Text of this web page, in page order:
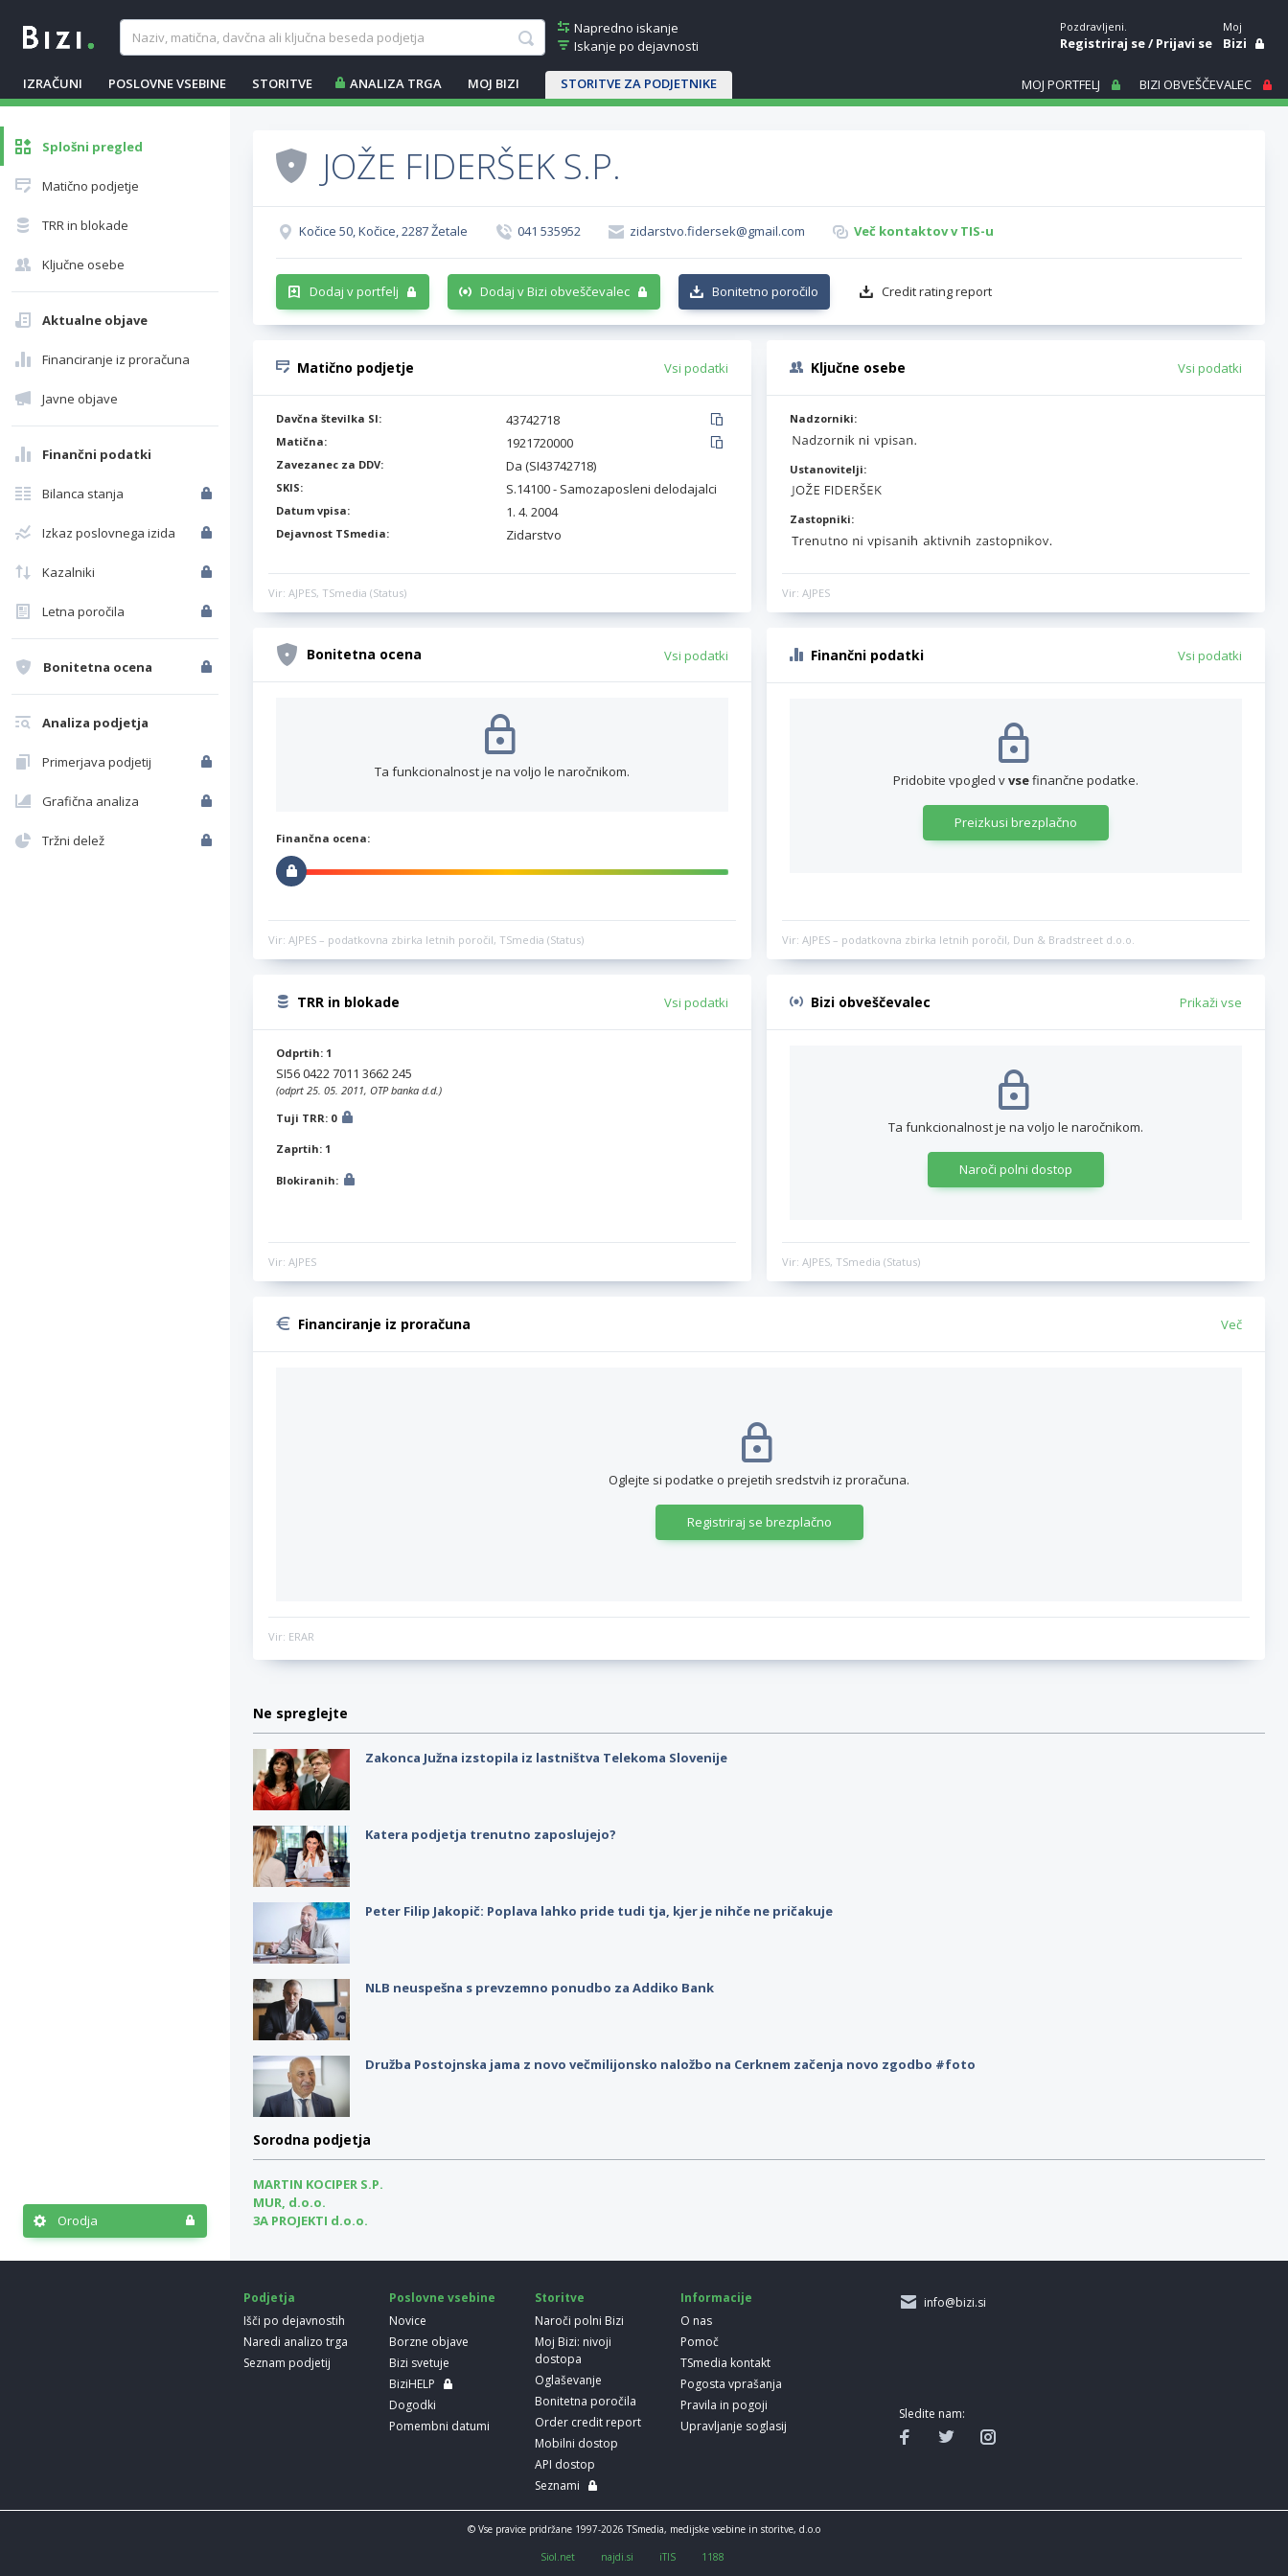
Napredno iskanje
Iskanje po dejavnosti
IZRAČUNI POSLOVNE VSEBINE STORITVE ANALIZA TRGA MOJ BIZI STORITVE ZA PODJETNIKE
Pozdravljeni.
Registriraj se/Prijavi se
Moj
Bizi
MOJ PORTFELJ BIZI OBVEŠČEVALEC
Splošni pregled
Matično podjetje
TRR in blokade
Ključne osebe
Aktualne objave
Financiranje iz proračuna
Javne objave
Finančni podatki
Bilanca stanja
Izkaz poslovnega izida
Kazalniki
Letna poročila
Bonitetna ocena
Analiza podjetja
Primerjava podjetij
Grafična analiza
Tržni delež
Orodja
JOŽE FIDERŠEK S.P.
Kočice 50, Kočice, 2287 Žetale 041 535952 zidarstvo.fidersek@gmail.com Več kontaktov v TIS-u
Dodaj v portfelj Dodaj v Bizi obveščevalec Bonitetno poročilo Credit rating report
Matično podjetje Vsi podatki
Davčna številka SI: 43742718
Matična: 1921720000
Zavezanec za DDV: Da (SI43742718)
SKIS: S.14100 - Samozaposleni delodajalci
Datum vpisa: 1. 4. 2004
Dejavnost TSmedia: Zidarstvo
Vir: AJPES, TSmedia (Status)
Ključne osebe Vsi podatki
Nadzorniki:
Ustanovitelji:
Zastopniki:
Vir: AJPES
Bonitetna ocena Vsi podatki
Ta funkcionalnost je na voljo le naročnikom.
Finančna ocena:
Vir: AJPES – podatkovna zbirka letnih poročil, TSmedia (Status)
Finančni podatki Vsi podatki
Pridobite vpogled vvsefinančne podatke.
Preizkusi brezplačno
Vir: AJPES – podatkovna zbirka letnih poročil, Dun & Bradstreet d.o.o.
TRR in blokade Vsi podatki
Odprtih: 1
SI56 0422 7011 3662 245
(odprt 25. 05. 2011, OTP banka d.d.)
Tuji TRR: 0
Zaprtih: 1
Blokiranih:
Vir: AJPES
Bizi obveščevalec Prikaži vse
Ta funkcionalnost je na voljo le naročnikom.
Naroči polni dostop
Vir: AJPES, TSmedia (Status)
Financiranje iz proračuna Več
Oglejte si podatke o prejetih sredstvih iz proračuna.
Registriraj se brezplačno
Vir: ERAR
Ne spreglejte
Zakonca Južna izstopila iz lastništva Telekoma Slovenije
Katera podjetja trenutno zaposlujejo?
Peter Filip Jakopič: Poplava lahko pride tudi tja, kjer je nihče ne pričakuje
NLB neuspešna s prevzemno ponudbo za Addiko Bank
Družba Postojnska jama z novo večmilijonsko naložbo na Cerknem začenja novo zgodbo #foto
Sorodna podjetja
MARTIN KOCIPER S.P.
MUR, d.o.o.
3A PROJEKTI d.o.o.
Podjetja
Išči po dejavnostih
Naredi analizo trga
Seznam podjetij
Poslovne vsebine
Novice
Borzne objave
Bizi svetuje
BiziHELP
Dogodki
Pomembni datumi
Storitve
Naroči polni Bizi
Moj Bizi: nivoji
dostopa
Oglaševanje
Bonitetna poročila
Order credit report
Mobilni dostop
API dostop
Seznami
Informacije
O nas
Pomoč
TSmedia kontakt
Pogosta vprašanja
Pravila in pogoji
Upravljanje soglasij
info@bizi.si
Sledite nam:
© Vse pravice pridržane 1997-2026 TSmedia, medijske vsebine in storitve, d.o.o
Siol.net najdi.si iTIS 1188